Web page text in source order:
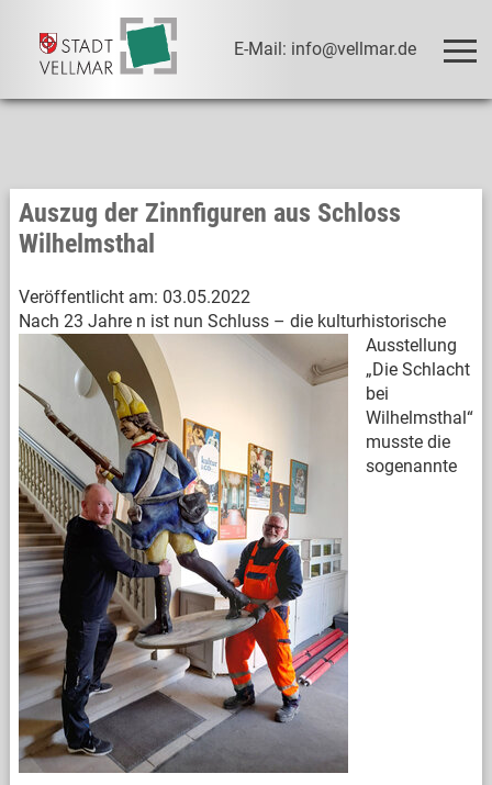
E-Mail: info@vellmar.de
Auszug der Zinnfiguren aus Schloss
Wilhelmsthal
Veröffentlicht am: 03.05.2022
Nach 23 Jahre n ist nun Schluss – die kulturhistorische
Ausstellung
„Die Schlacht
bei
Wilhelmsthal“
musste die
sogenannte